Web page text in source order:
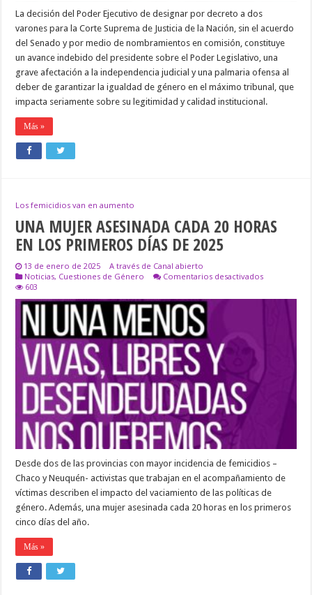
La decisión del Poder Ejecutivo de designar por decreto a dos
varones para la Corte Suprema de Justicia de la Nación, sin el acuerdo
del Senado y por medio de nombramientos en comisión, constituye
un avance indebido del presidente sobre el Poder Legislativo, una
grave afectación a la independencia judicial y una palmaria ofensa al
deber de garantizar la igualdad de género en el máximo tribunal, que
impacta seriamente sobre su legitimidad y calidad institucional.
Más »
Los femicidios van en aumento
UNA MUJER ASESINADA CADA 20 HORAS
EN LOS PRIMEROS DÍAS DE 2025
13 de enero de 2025
A través de Canal abierto
Noticias, Cuestiones de Género Comentarios desactivadosen
MUJER
603
Desde dos de las provincias con mayor incidencia de femicidios –
Chaco y Neuquén- activistas que trabajan en el acompañamiento de
víctimas describen el impacto del vaciamiento de las políticas de
género. Además, una mujer asesinada cada 20 horas en los primeros
cinco días del año.
Más »